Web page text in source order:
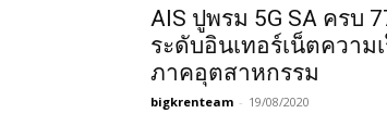
AIS ปูพรม 5G SA ครบ
ระดับอินเทอร์เน็ตความเ
ภาคอุตสาหกรรม
bigkrenteam - 19/08/2020